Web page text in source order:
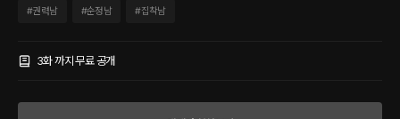
#권력남 #순정남 #집착남
3화 까지 무료 공개